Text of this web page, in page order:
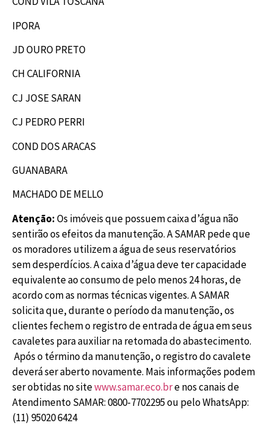
IPORA
JD OURO PRETO
CH CALIFORNIA
CJ JOSE SARAN
CJ PEDRO PERRI
COND DOS ARACAS
GUANABARA
MACHADO DE MELLO
Atenção:Os imóveis que possuem caixa d’água não
sentirão os efeitos da manutenção. A SAMAR pede que
os moradores utilizem a água de seus reservatórios
sem desperdícios. A caixa d’água deve ter capacidade
equivalente ao consumo de pelo menos 24 horas, de
acordo com as normas técnicas vigentes. A SAMAR
solicita que, durante o período da manutenção, os
clientes fechem o registro de entrada de água em seus
cavaletes para auxiliar na retomada do abastecimento.
Após o término da manutenção, o registro do cavalete
deverá ser aberto novamente. Mais informações podem
ser obtidas no sitewww.samar.eco.bre nos canais de
Atendimento SAMAR: 0800-7702295 ou pelo WhatsApp:
(11) 95020 6424